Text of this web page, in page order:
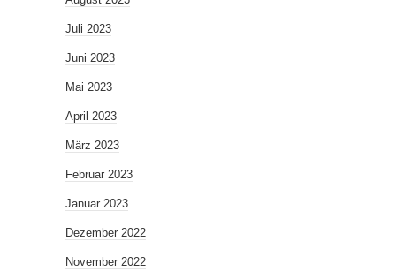
Juli 2023
Juni 2023
Mai 2023
April 2023
März 2023
Februar 2023
Januar 2023
Dezember 2022
November 2022